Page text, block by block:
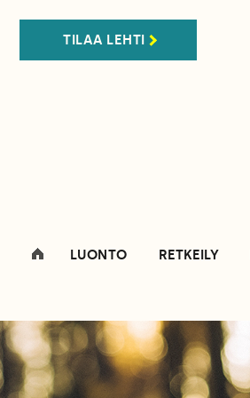
TILAA LEHTI
LUONTO RETKEILY